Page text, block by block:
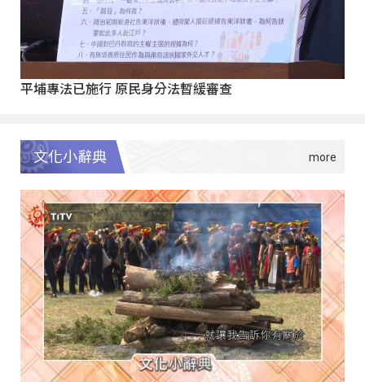
平埔專法已施行 原民身分法暫緩審查
文化小辭典